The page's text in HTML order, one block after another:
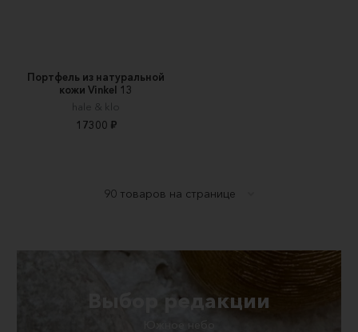
Портфель из натуральной
кожи Vinkel 13
hale & klo
17300 ₽
Выбор редакции